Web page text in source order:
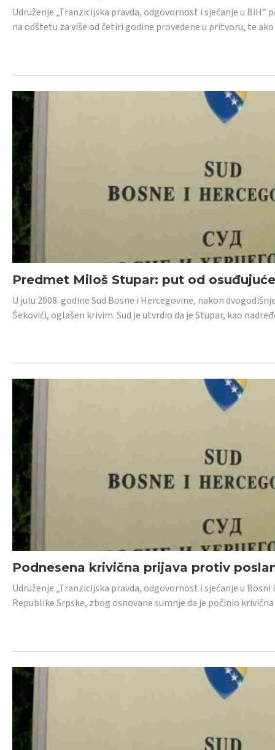
Udruženje „Tranzicijska pravda, odgovornost i sjećanje u
na odštetu za više od četiri godine provedene u pritvoru, te
Predmet Miloš Stupar: put od
U julu 2008. godine Sud Bosne i Hercegovine, nakon
Šekovići, oglašen krivim. Sud je utvrdio da je Stupar, kao
Podnesena krivična prijava protiv
Udruženje „Tranzicijska pravda, odgovornost i sjećanje u
Republike Srpske, zbog osnovane sumnje da je počinio